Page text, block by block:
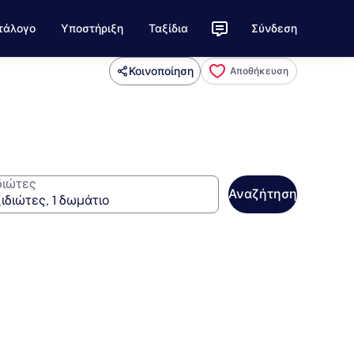
Υποστήριξη Ταξίδια Σύνδεση
Κοινοποίηση Αποθήκευση
Αναζήτηση